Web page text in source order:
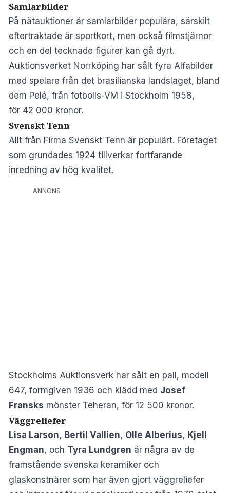
Samlarbilder
På nätauktioner är samlarbilder populära, särskilt
eftertraktade är sportkort, men också filmstjärnor
och en del tecknade figurer kan gå dyrt.
Auktionsverket Norrköping har sålt fyra Alfabilder
med spelare från det brasilianska landslaget, bland
dem Pelé, från fotbolls-VM i Stockholm 1958,
för 42 000 kronor.
Svenskt Tenn
Allt från Firma Svenskt Tenn är populärt. Företaget
som grundades 1924 tillverkar fortfarande
inredning av hög kvalitet.
ANNONS
Stockholms Auktionsverk har sålt en pall, modell
647, formgiven 1936 och klädd med Josef
Fransks mönster Teheran, för 12 500 kronor.
Väggreliefer
Lisa Larson, Bertil Vallien, Olle Alberius, Kjell
Engman, och Tyra Lundgren är några av de
framstående svenska keramiker och
glaskonstnärer som har även gjort väggreliefer